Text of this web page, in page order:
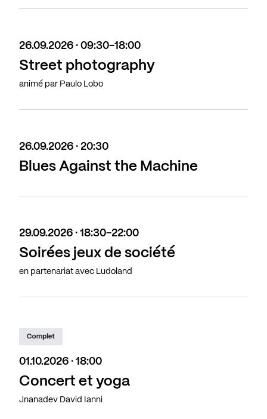
26.09.2026 · 09:30-18:00
Street photography
animé par Paulo Lobo
26.09.2026 · 20:30
Blues Against the Machine
29.09.2026 · 18:30-22:00
Soirées jeux de société
en partenariat avec Ludoland
Complet
01.10.2026 · 18:00
Concert et yoga
Jnanadev David Ianni